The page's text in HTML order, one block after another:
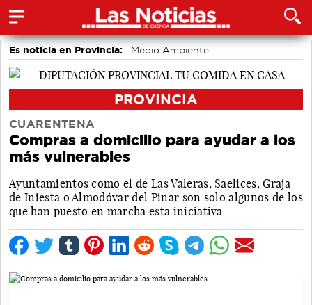
Es noticia en Provincia:
Medio Ambiente
accidentes laborales
PROVINCIA
CUARENTENA
Compras a domicilio para ayudar a los
más vulnerables
Ayuntamientos como el de Las Valeras, Saelices, Graja
de Iniesta o Almodóvar del Pinar son solo algunos de los
que han puesto en marcha esta iniciativa